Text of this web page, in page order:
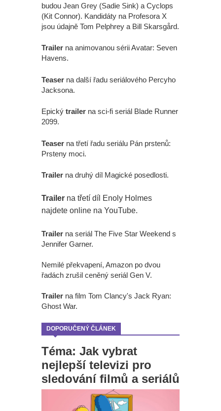
budou Jean Grey (Sadie Sink) a Cyclops
(Kit Connor). Kandidáty na Profesora X
jsou údajně Tom Pelphrey a Bill Skarsgård.
Trailer na animovanou sérii Avatar: Seven
Havens.
Teaser na další řadu seriálového Percyho
Jacksona.
Epický trailer na sci-fi seriál Blade Runner
2099.
Teaser na třetí řadu seriálu Pán prstenů:
Prsteny moci.
Trailer na druhý díl Magické posedlosti.
Trailer na třetí díl Enoly Holmes
najdete online na YouTube.
Trailer na seriál The Five Star Weekend s
Jennifer Garner.
Nemilé překvapení, Amazon po dvou
řadách zrušil ceněný seriál Gen V.
Trailer na film Tom Clancy's Jack Ryan:
Ghost War.
DOPORUČENÝ ČLÁNEK
Téma: Jak vybrat
nejlepší televizi pro
sledování filmů a seriálů